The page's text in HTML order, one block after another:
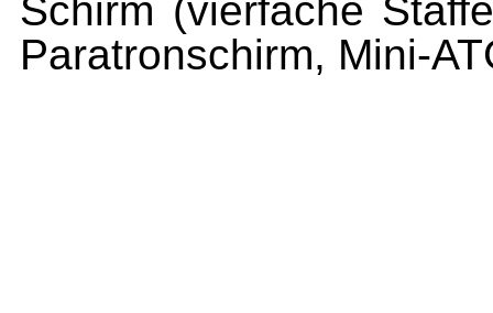
Schirm (vierfache
Paratronschirm, Mini-